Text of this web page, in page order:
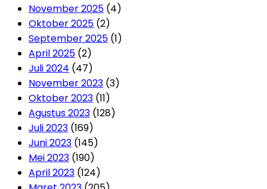
November 2025 (4)
Oktober 2025 (2)
September 2025 (1)
April 2025 (2)
Juli 2024 (47)
November 2023 (3)
Oktober 2023 (11)
Agustus 2023 (128)
Juli 2023 (169)
Juni 2023 (145)
Mei 2023 (190)
April 2023 (124)